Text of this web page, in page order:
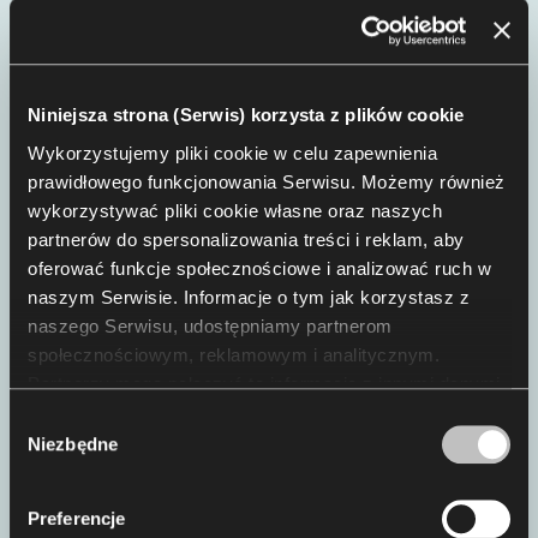
Niniejsza strona (Serwis) korzysta z plików cookie
Wykorzystujemy pliki cookie w celu zapewnienia
prawidłowego funkcjonowania Serwisu. Możemy również
wykorzystywać pliki cookie własne oraz naszych
partnerów do spersonalizowania treści i reklam, aby
oferować funkcje społecznościowe i analizować ruch w
naszym Serwisie. Informacje o tym jak korzystasz z
naszego Serwisu, udostępniamy partnerom
społecznościowym, reklamowym i analitycznym.
Partnerzy mogą połączyć te informacje z innymi danymi
korzystania z ich usług. Korzystanie z plików cookie
preferencji użytkownika wymaga Twojej zgody, którą
możesz wyrazić, klikając „Zezwól na wszystkie”. Jeżeli
zgody
Niezbędne
Preferencje
Z ponad 30­-letnim doświadczeniem w projektowaniu
przemysłowym, konsumenckim i samochodowym,
Ray Carter jest gwarantem jakości i mierzalnych
rezultatów, na których polegają jego długoletni
klienci, jak: BMW, Nokia, Siemens czy Compaq. W
1973, Carter wrócił na Zachodnie Wybrzeże, gdzie
razem z przyjacielem i znanym projektantem,
na świecie w dziedzinie wzornictwa biurowego i
transportowego. Obecnie prowadzi własne biuro